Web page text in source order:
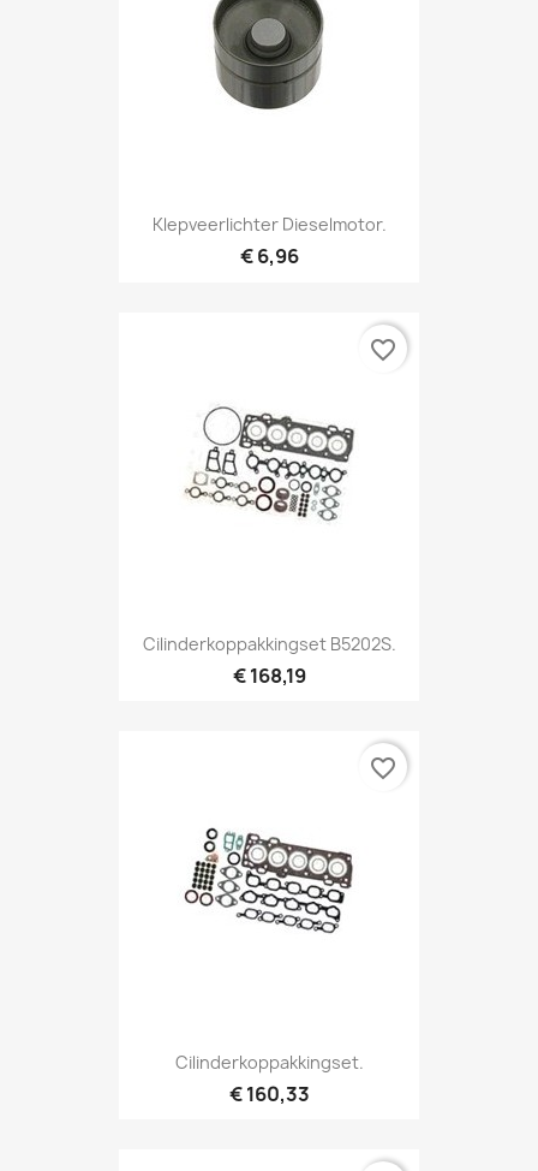
Klepveerlichter Dieselmotor.
€ 6,96
Cilinderkoppakkingset B5202S.
€ 168,19
favorite_border
Cilinderkoppakkingset.
€ 160,33
favorite_border